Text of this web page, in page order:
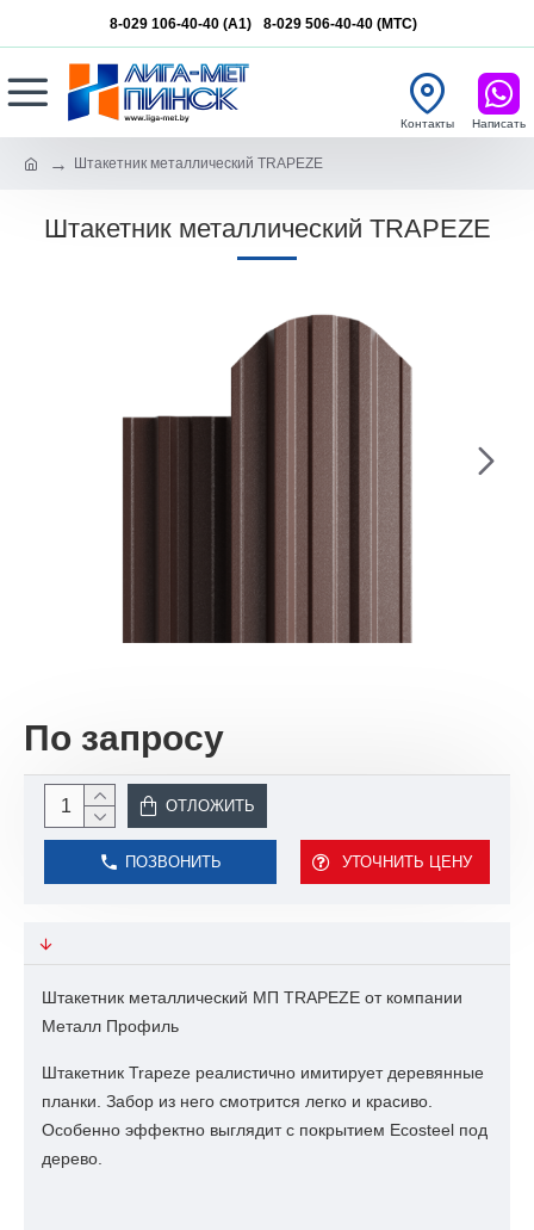
8-029 106-40-40 (A1) 8-029 506-40-40 (MTC)
Штакетник металлический TRAPEZE
Штакетник металлический TRAPEZE
По запросу
ОТЛОЖИТЬ
ПОЗВОНИТЬ УТОЧНИТЬ ЦЕНУ
Штакетник металлический МП TRAPEZE от компании
Металл Профиль
Штакетник Trapeze реалистично имитирует деревянные
планки. Забор из него смотрится легко и красиво.
Особенно эффектно выглядит с покрытием Ecosteel под
дерево.